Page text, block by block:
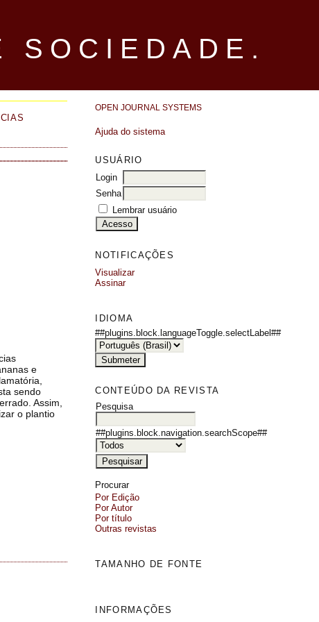
SOCIEDADE.
OPEN JOURNAL SYSTEMS
Ajuda do sistema
USUÁRIO
Login
Senha
Lembrar usuário
NOTIFICAÇÕES
Visualizar
Assinar
IDIOMA
##plugins.block.languageToggle.selectLabel##
CONTEÚDO DA REVISTA
Pesquisa
##plugins.block.navigation.searchScope##
Procurar
Por Edição
Por Autor
Por título
Outras revistas
TAMANHO DE FONTE
INFORMAÇÕES
e
sendo
Assim,
o plantio